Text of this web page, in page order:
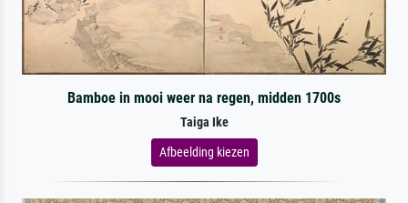
Bamboe in mooi weer na regen, midden 1700s
Taiga Ike
Afbeelding kiezen